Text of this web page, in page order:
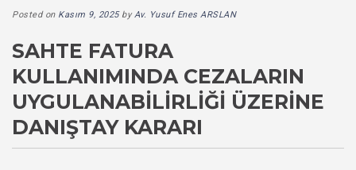
Posted on Kasım 9, 2025byAv. Yusuf Enes ARSLAN
SAHTE FATURA
KULLANIMINDA CEZALARIN
UYGULANABILIRLIĞI ÜZERINE
DANIŞTAY KARARI